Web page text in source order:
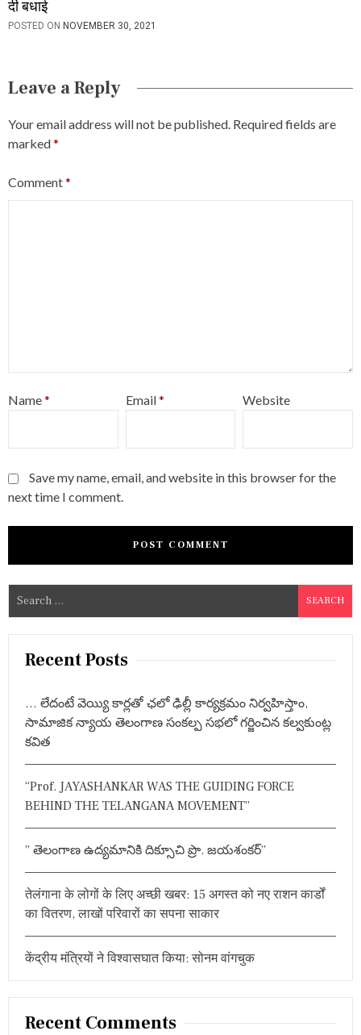
दी बधाई
POSTED ON NOVEMBER 30, 2021
Leave a Reply
Your email address will not be published. Required fields are
marked*
Comment*
Name* Email* Website
Save my name, email, and website in this browser for the
next time I comment.
a
Recent Posts
… లేదంటే వెయ్యి కార్లతో ఛలో ఢిల్లీ కార్యక్రమం నిర్వహిస్తాం,
సామాజిక న్యాయ తెలంగాణ సంకల్ప సభలో గర్జించిన కల్వకుంట్ల
కవిత
“Prof. JAYASHANKAR WAS THE GUIDING FORCE
BEHIND THE TELANGANA MOVEMENT”
” తెలంగాణ ఉద్యమానికి దిక్సూచి ప్రొ. జయశంకర్”
तेलंगाना के लोगों के लिए अच्छी खबर: 15 अगस्त को नए राशन कार्डों
का वितरण, लाखों परिवारों का सपना साकार
केंद्रीय मंत्रियों ने विश्वासघात किया: सोनम वांगचुक
Recent Comments